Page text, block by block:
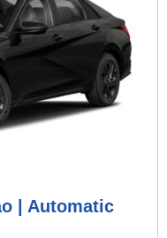
| Automatic